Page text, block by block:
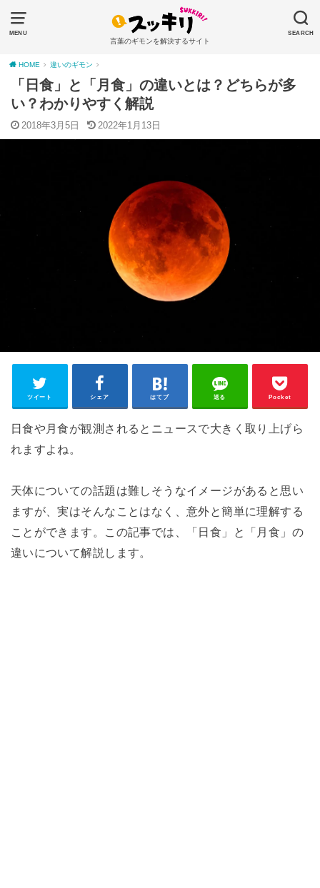
MENU SEARCH
言葉のギモンを解決するサイト
HOME 違いのギモン
「日食」と「月食」の違いとは？どちらが多
い？わかりやすく解説
2018年3月5日 2022年1月13日
ツイート シェア はてブ 送る Pocket
日食や月食が観測されるとニュースで大きく取り上げら
れますよね。
天体についての話題は難しそうなイメージがあると思い
ますが、実はそんなことはなく、意外と簡単に理解する
ことができます。この記事では、「日食」と「月食」の
違いについて解説します。